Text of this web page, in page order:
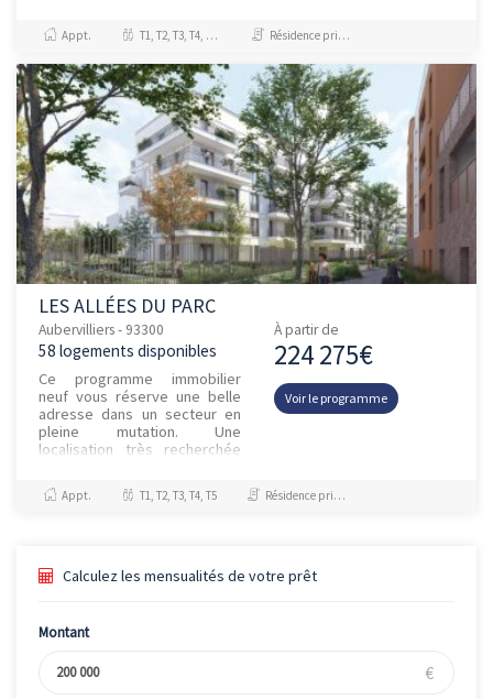
Appt. T1, T2, T3, T4, T5, T6 Résidence principale / PTZ, Investissement et Défiscalisation
LES ALLÉES DU PARC
Aubervilliers - 93300
58 logements disponibles
Ce programme immobilier
neuf vous réserve une belle
adresse dans un secteur en
pleine mutation. Une
localisation très recherchée
toutes les commodités et
des...
À partir de
224 275€
Voir le programme
Appt. T1, T2, T3, T4, T5 Résidence principale / PTZ
Calculez les mensualités de votre prêt
Montant
€